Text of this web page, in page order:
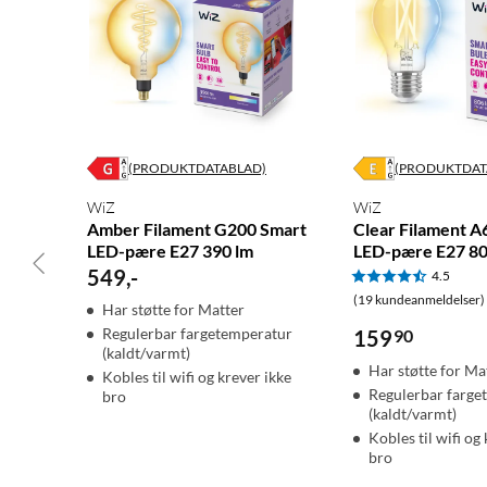
Fargekonsekvens: 6SDCM
Fargegjengivelsesindeks: 90
Fargetemperatur: 2700–6500K
Nominell lysfluks: 806 lm
Tilsvarer i watt: 60 W
Energieffektivitetsetikett: E
(PRODUKTDATABLAD)
WiZ
Amber Filament G200 Smart
LED-pære E27 390 lm
549,-
Har støtte for Matter
Regulerbar fargetemperatur
(kaldt/varmt)
Kobles til wifi og krever ikke
bro
WiZ
Clear Filament
LED-pære E27
4.5
(19 kundeanmeldelser)
15990
Har støtte for
Regulerbar
(kaldt/varmt)
Kobles til wifi og
bro